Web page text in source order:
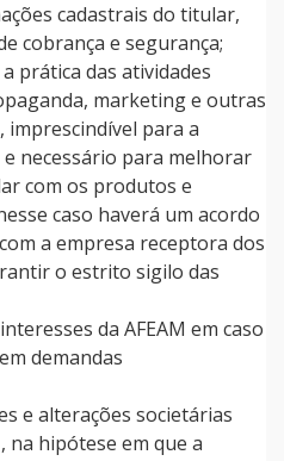
cadastrais do titular,
cobrança e segurança;
prática das atividades
marketing e outras
imprescindível para a
necessário para melhorar
com os produtos e
caso haverá um acordo
a empresa receptora dos
o estrito sigilo das
da AFEAM em caso
demandas
e alterações societárias
na hipótese em que a